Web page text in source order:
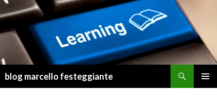
blog marcello festeggiante